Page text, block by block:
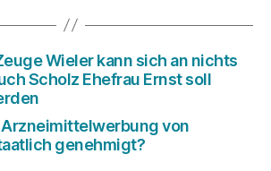
Wieler kann sich an nichts
Scholz Ehefrau Ernst soll
von
genehmigt?